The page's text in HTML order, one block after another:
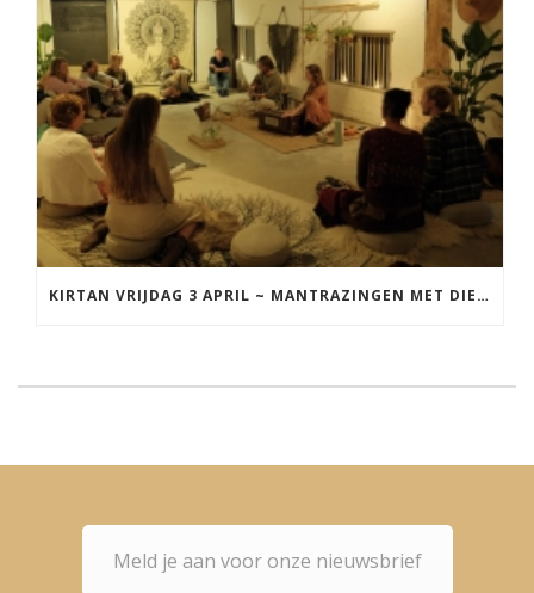
KIRTAN VRIJDAG 3 APRIL ~ MANTRAZINGEN MET DIEDERICK IN LEEUWARDEN
Meld je aan voor onze nieuwsbrief